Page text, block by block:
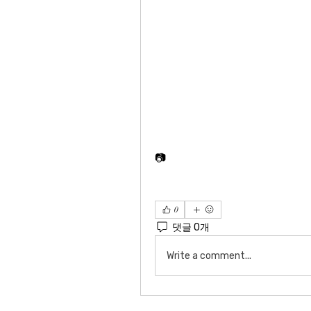
📷한기범희망나눔이 소독제를 충청남도와 경기도 의정부시에 기부했다. 사진=한기범희망나눔 제공㈜한국전해수시스템 유효석 대표이사는 “최근 코로나19에 대한 불안감이 고조되면서 지역사회의 감염 예방에 도움이 됐으면 하는 마음에 손 소독제를 기부하게 됐다”고 말했다.
0
댓글 0개
Write a comment...